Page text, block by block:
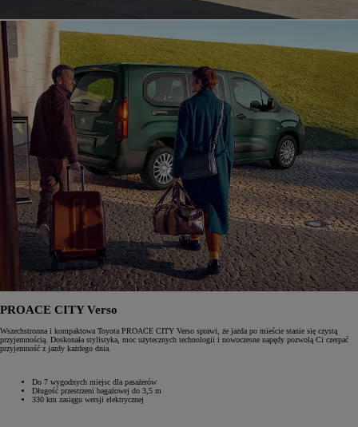
PROACE CITY Verso
Wszechstronna i kompaktowa Toyota PROACE CITY Verso sprawi, że jazda po mieście stanie się czystą
przyjemnością. Doskonała stylistyka, moc użytecznych technologii i nowoczesne napędy pozwolą Ci czerpać
przyjemność z jazdy każdego dnia.
Do 7 wygodnych miejsc dla pasażerów
Długość przestrzeni bagażowej do 3,5 m
330 km zasięgu wersji elektrycznej